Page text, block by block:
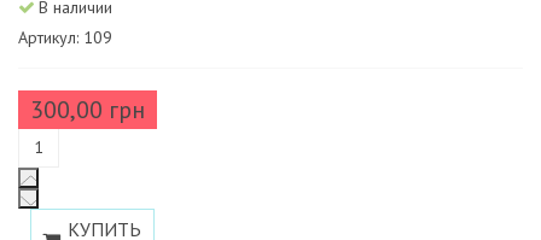
В наличии
Артикул: 109
300,00 грн